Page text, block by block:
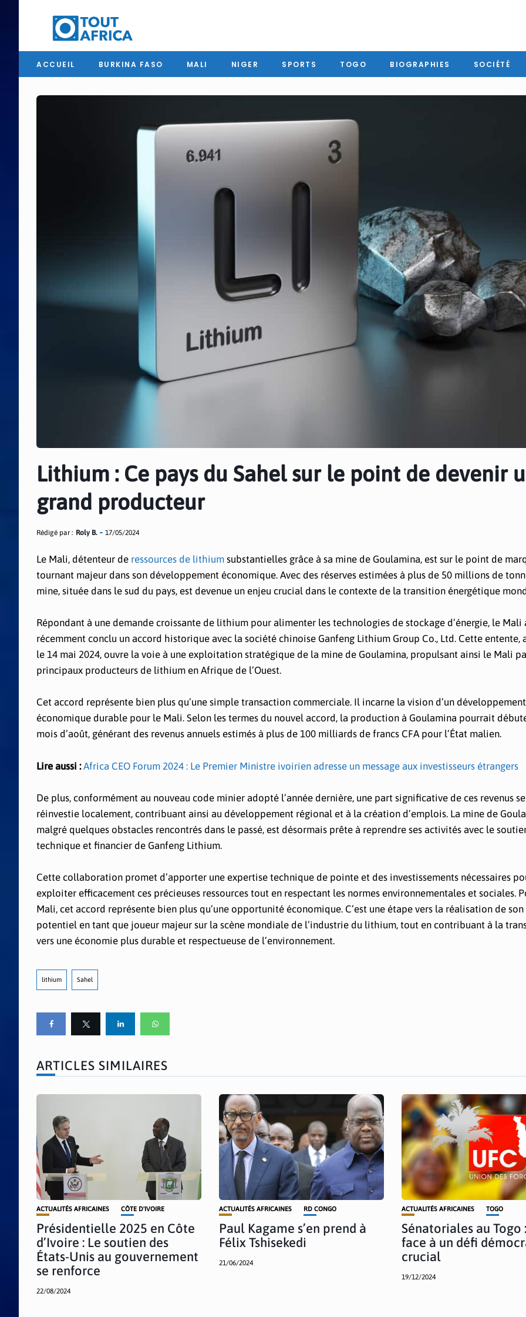
ACCUEIL BURKINA FASO MALI NIGER SPORTS TOGO BIOGRAPHIES SOCIÉTÉ
Lithium : Ce pays du Sahel sur le point de devenir
grand producteur
Rédigé par : Roly B. 17/05/2024
Le Mali, détenteur de ressources de lithium substantielles grâce à sa mine de Goulamina, est sur le point de
tournant majeur dans son développement économique. Avec des réserves estimées à plus de 50 millions de
mine, située dans le sud du pays, est devenue un enjeu crucial dans le contexte de la transition énergétique
Répondant à une demande croissante de lithium pour alimenter les technologies de stockage d’énergie, le Mali
récemment conclu un accord historique avec la société chinoise Ganfeng Lithium Group Co., Ltd. Cette entente,
le 14 mai 2024, ouvre la voie à une exploitation stratégique de la mine de Goulamina, propulsant ainsi le Mali
principaux producteurs de lithium en Afrique de l’Ouest.
Cet accord représente bien plus qu’une simple transaction commerciale. Il incarne la vision d’un développement
économique durable pour le Mali. Selon les termes du nouvel accord, la production à Goulamina pourrait
mois d’août, générant des revenus annuels estimés à plus de 100 milliards de francs CFA pour l’État malien.
Lire aussi :Africa CEO Forum 2024 : Le Premier Ministre ivoirien adresse un message aux investisseurs étrangers
De plus, conformément au nouveau code minier adopté l’année dernière, une part significative de ces revenus
réinvestie localement, contribuant ainsi au développement régional et à la création d’emplois. La mine de
malgré quelques obstacles rencontrés dans le passé, est désormais prête à reprendre ses activités avec le
technique et financier de Ganfeng Lithium.
Cette collaboration promet d’apporter une expertise technique de pointe et des investissements nécessaires
exploiter efficacement ces précieuses ressources tout en respectant les normes environnementales et sociales.
Mali, cet accord représente bien plus qu’une opportunité économique. C’est une étape vers la réalisation de son
potentiel en tant que joueur majeur sur la scène mondiale de l’industrie du lithium, tout en contribuant à la
vers une économie plus durable et respectueuse de l’environnement.
lithium Sahel
ARTICLES SIMILAIRES
ACTUALITÉS AFRICAINES CÔTE D'IVOIRE
Présidentielle 2025 en Côte
d’Ivoire : Le soutien des
États-Unis au gouvernement
se renforce
22/08/2024
ACTUALITÉS AFRICAINES RD CONGO
Paul Kagame s’en prend à
Félix Tshisekedi
21/06/2024
ACTUALITÉS AFRICAINES TOGO
Sénatoriales au Togo
face à un défi
crucial
19/12/2024